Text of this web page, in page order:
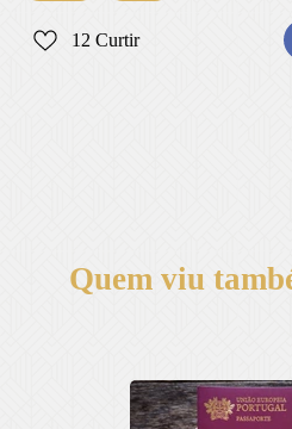
12 Curtir
Quem viu